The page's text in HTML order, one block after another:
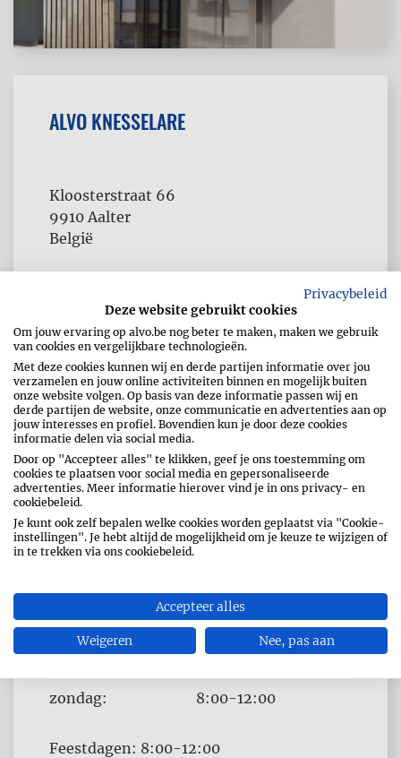
ALVO KNESSELARE
Kloosterstraat 66
9910 Aalter
België
OPENINGSUREN
Dag
Time
slot
maandag: 10:00-19:00
dinsdag: 8:00-19:00
woensdag:
vrijdag: 8:00-19:00
zondag: 8:00-12:00
Feestdagen: 8:00-12:00
Privacybeleid
Deze website gebruikt cookies
Om jouw ervaring op alvo.be nog beter te maken, maken we gebruik
van cookies en vergelijkbare technologieën.
Met deze cookies kunnen wij en derde partijen informatie over jou
verzamelen en jouw online activiteiten binnen en mogelijk buiten
onze website volgen. Op basis van deze informatie passen wij en
derde partijen de website, onze communicatie en advertenties aan op
jouw interesses en profiel. Bovendien kun je door deze cookies
informatie delen via social media.
Door op "Accepteer alles" te klikken, geef je ons toestemming om
cookies te plaatsen voor social media en gepersonaliseerde
advertenties. Meer informatie hierover vind je in ons privacy- en
cookiebeleid.
Je kunt ook zelf bepalen welke cookies worden geplaatst via "Cookie-
instellingen". Je hebt altijd de mogelijkheid om je keuze te wijzigen of
in te trekken via ons cookiebeleid.
Accepteer alles
Weigeren Nee, pas aan